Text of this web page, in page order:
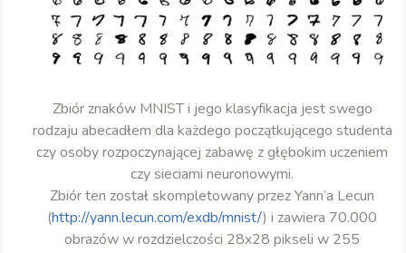
Zbiór znaków MNIST i jego klasyfikacja jest swego
rodzaju abecadłem dla każdego początkującego studenta
czy osoby rozpoczynającej zabawę z głębokim uczeniem
czy sieciami neuronowymi.
Zbiór ten został skompletowany przez Yann’a Lecun
(http://yann.lecun.com/exdb/mnist/) i zawiera 70.000
obrazów w rozdzielczości 28x28 pikseli w 255